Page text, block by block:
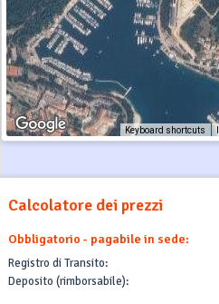
Keyboard shortcuts
Calcolatore dei prezzi
Obbligatorio - pagabile in sede:
Registro di Transito:
Deposito (rimborsabile):